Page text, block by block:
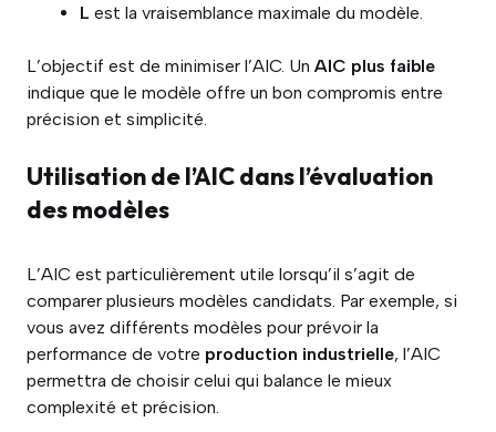
L est la vraisemblance maximale du modèle.
L’objectif est de minimiser l’AIC. Un AIC plus faible
indique que le modèle offre un bon compromis entre
précision et simplicité.
Utilisation de l’AIC dans l’évaluation
des modèles
L’AIC est particulièrement utile lorsqu’il s’agit de
comparer plusieurs modèles candidats. Par exemple, si
vous avez différents modèles pour prévoir la
performance de votre production industrielle, l’AIC
permettra de choisir celui qui balance le mieux
complexité et précision.